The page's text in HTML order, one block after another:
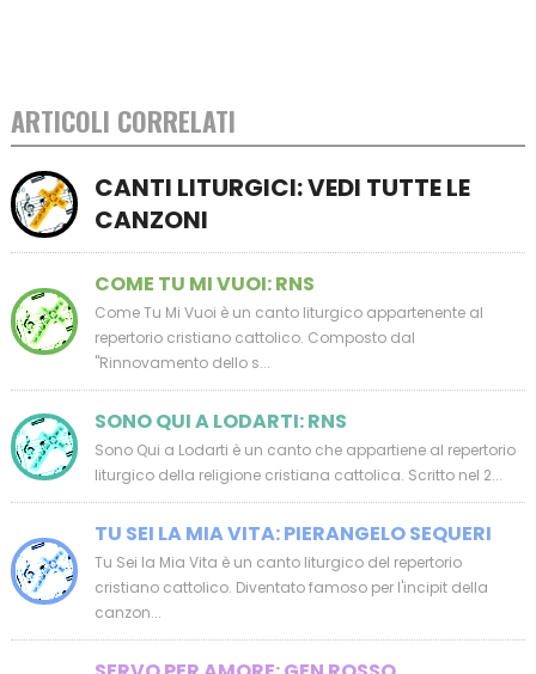
ARTICOLI CORRELATI
CANTI LITURGICI: VEDI TUTTE LE
CANZONI
COME TU MI VUOI: RNS
Come Tu Mi Vuoi è un canto liturgico appartenente al
repertorio cristiano cattolico. Composto dal
"Rinnovamento dello s...
SONO QUI A LODARTI: RNS
Sono Qui a Lodarti è un canto che appartiene al repertorio
liturgico della religione cristiana cattolica. Scritto nel 2...
TU SEI LA MIA VITA: PIERANGELO SEQUERI
Tu Sei la Mia Vita è un canto liturgico del repertorio
cristiano cattolico. Diventato famoso per l'incipit della
canzon...